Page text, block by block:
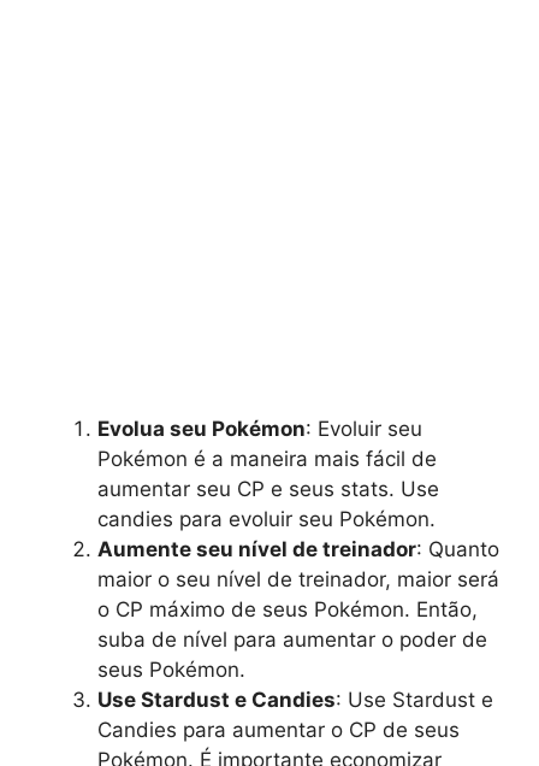
Evolua seu Pokémon: Evoluir seu
Pokémon é a maneira mais fácil de
aumentar seu CP e seus stats. Use
candies para evoluir seu Pokémon.
Aumente seu nível de treinador: Quanto
maior o seu nível de treinador, maior será
o CP máximo de seus Pokémon. Então,
suba de nível para aumentar o poder de
seus Pokémon.
Use Stardust e Candies: Use Stardust e
Candies para aumentar o CP de seus
Pokémon. É importante economizar